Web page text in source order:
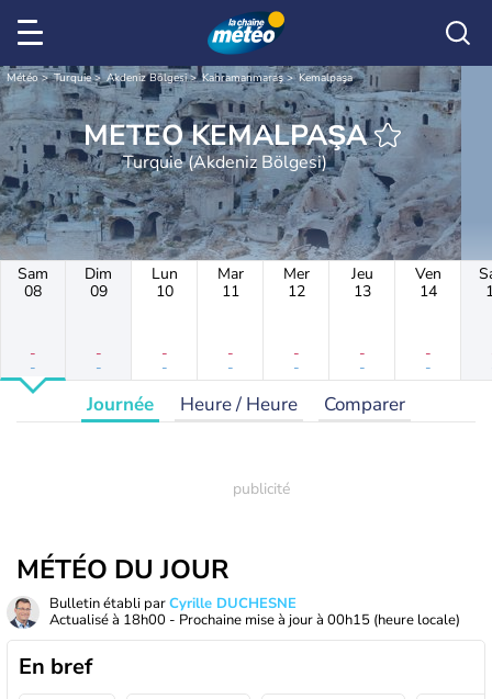
Météo Turquie Akdeniz Bölgesi Kahramanmaraş Kemalpaşa
METEO KEMALPAŞA
Turquie (Akdeniz Bölgesi)
Sam
08
-
-
Dim
09
-
-
Lun
10
-
-
Mar
11
-
-
Mer
12
-
-
Jeu
13
-
-
Ven
14
-
-
Journée Heure / Heure Comparer
MÉTÉO DU JOUR
Bulletin établi parCyrille DUCHESNE
Actualisé à 18h00 - Prochaine mise à jour à 00h15 (heure locale)
En bref